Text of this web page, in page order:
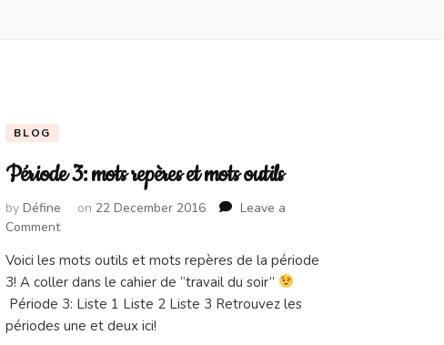
BLOG
Période 3: mots repères et mots outils
by Défine on 22 December 2016
Leave a
Commenton
3:
mots
repères
et
Voici les mots outils et mots repères de la période
3! A coller dans le cahier de “travail du soir”
Période 3: Liste 1 Liste 2 Liste 3 Retrouvez les
périodes une et deux ici!